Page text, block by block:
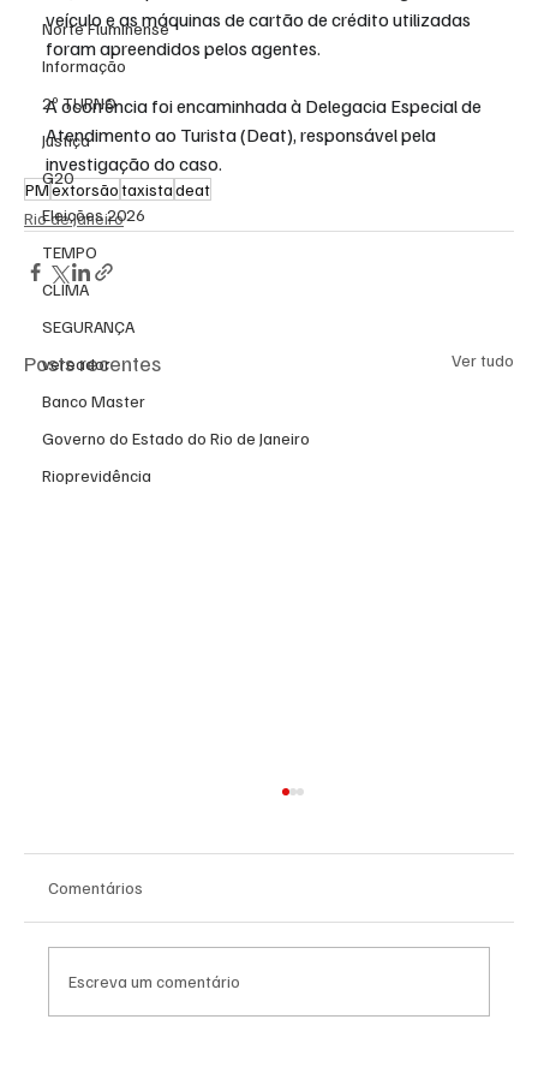
Norte Fluminense
Informação
2º TURNO
Justiça
G20
Eleições 2026
TEMPO
CLIMA
SEGURANÇA
vereador
Banco Master
Governo do Estado do Rio de Janeiro
Rioprevidência
veículo e as máquinas de cartão de crédito utilizadas
foram apreendidos pelos agentes.
A ocorrência foi encaminhada à Delegacia Especial de
Atendimento ao Turista (Deat), responsável pela
investigação do caso.
PMextorsãotaxistadeat
Rio de Janeiro
Posts recentes Ver tudo
Comentários
Escreva um comentário